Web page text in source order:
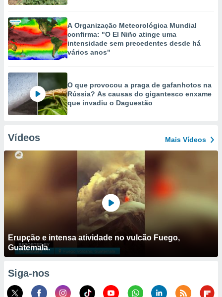
A Organização Meteorológica Mundial
confirma: "O El Niño atinge uma
intensidade sem precedentes desde há
vários anos"
O que provocou a praga de gafanhotos na
Rússia? As causas do gigantesco enxame
que invadiu o Daguestão
Vídeos Mais Vídeos
Erupção e intensa atividade no vulcão Fuego,
Guatemala.
Siga-nos